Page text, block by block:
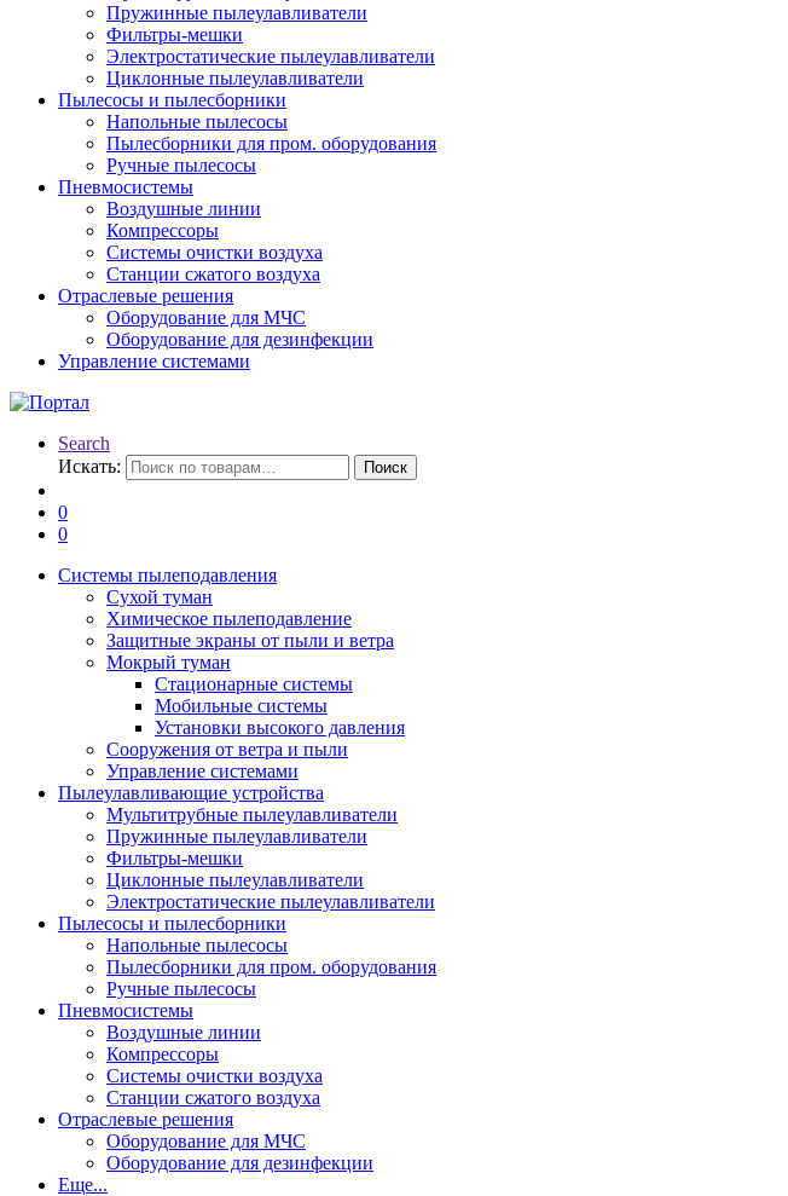
Пружинные пылеулавливатели
Фильтры-мешки
Электростатические пылеулавливатели
Циклонные пылеулавливатели
Пылесосы и пылесборники
Напольные пылесосы
Пылесборники для пром. оборудования
Ручные пылесосы
Пневмосистемы
Воздушные линии
Компрессоры
Системы очистки воздуха
Станции сжатого воздуха
Отраслевые решения
Оборудование для МЧС
Оборудование для дезинфекции
Управление системами
Search
Искать:
Поиск
0
0
Системы пылеподавления
Сухой туман
Химическое пылеподавление
Защитные экраны от пыли и ветра
Мокрый туман
Стационарные системы
Мобильные системы
Установки высокого давления
Сооружения от ветра и пыли
Управление системами
Пылеулавливающие устройства
Мультитрубные пылеулавливатели
Пружинные пылеулавливатели
Фильтры-мешки
Циклонные пылеулавливатели
Электростатические пылеулавливатели
Пылесосы и пылесборники
Напольные пылесосы
Пылесборники для пром. оборудования
Ручные пылесосы
Пневмосистемы
Воздушные линии
Компрессоры
Системы очистки воздуха
Станции сжатого воздуха
Отраслевые решения
Оборудование для МЧС
Оборудование для дезинфекции
Еще...